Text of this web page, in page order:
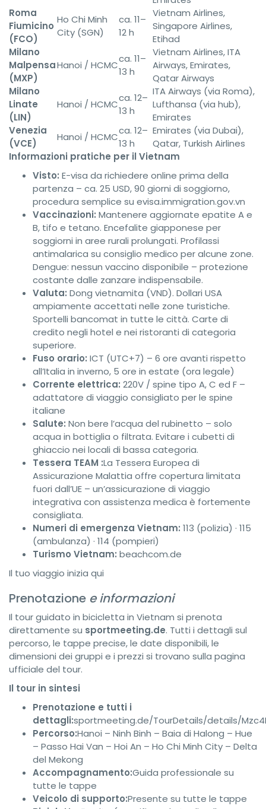
Roma
Fiumicino
(FCO)
Ho Chi Minh
City (SGN)
ca. 11–
12 h
Vietnam Airlines,
Singapore Airlines,
Etihad
Milano
Malpensa
(MXP)
Hanoi / HCMC
ca. 11–
13 h
Vietnam Airlines, ITA
Airways, Emirates,
Qatar Airways
Milano
Linate
(LIN)
Hanoi / HCMC
ca. 12–
13 h
ITA Airways (via Roma),
Lufthansa (via hub),
Emirates
Venezia
(VCE)
Hanoi / HCMC
ca. 12–
13 h
Emirates (via Dubai),
Qatar, Turkish Airlines
Informazioni pratiche per il Vietnam
Visto: E-visa da richiedere online prima della
partenza – ca. 25 USD, 90 giorni di soggiorno,
procedura semplice su evisa.immigration.gov.vn
Vaccinazioni: Mantenere aggiornate epatite A e
B, tifo e tetano. Encefalite giapponese per
soggiorni in aree rurali prolungati. Profilassi
antimalarica su consiglio medico per alcune zone.
Dengue: nessun vaccino disponibile – protezione
costante dalle zanzare indispensabile.
Valuta: Dong vietnamita (VND). Dollari USA
ampiamente accettati nelle zone turistiche.
Sportelli bancomat in tutte le città. Carte di
credito negli hotel e nei ristoranti di categoria
superiore.
Fuso orario: ICT (UTC+7) – 6 ore avanti rispetto
all’Italia in inverno, 5 ore in estate (ora legale)
Corrente elettrica: 220V / spine tipo A, C ed F –
adattatore di viaggio consigliato per le spine
italiane
Salute: Non bere l’acqua del rubinetto – solo
acqua in bottiglia o filtrata. Evitare i cubetti di
ghiaccio nei locali di bassa categoria.
Tessera TEAM :La Tessera Europea di
Assicurazione Malattia offre copertura limitata
fuori dall’UE – un’assicurazione di viaggio
integrativa con assistenza medica è fortemente
consigliata.
Numeri di emergenza Vietnam: 113 (polizia) · 115
(ambulanza) · 114 (pompieri)
Turismo Vietnam: beachcom.de
Il tuo viaggio inizia qui
Prenotazione e informazioni
Il tour guidato in bicicletta in Vietnam si prenota
direttamente su sportmeeting.de. Tutti i dettagli sul
percorso, le tappe precise, le date disponibili, le
dimensioni dei gruppi e i prezzi si trovano sulla pagina
ufficiale del tour.
Il tour in sintesi
Prenotazione e tutti i
dettagli:sportmeeting.de/TourDetails/details/
Percorso:Hanoi – Ninh Binh – Baia di Halong – Hue
– Passo Hai Van – Hoi An – Ho Chi Minh City – Delta
del Mekong
Accompagnamento:Guida professionale su
tutte le tappe
Veicolo di supporto:Presente su tutte le tappe